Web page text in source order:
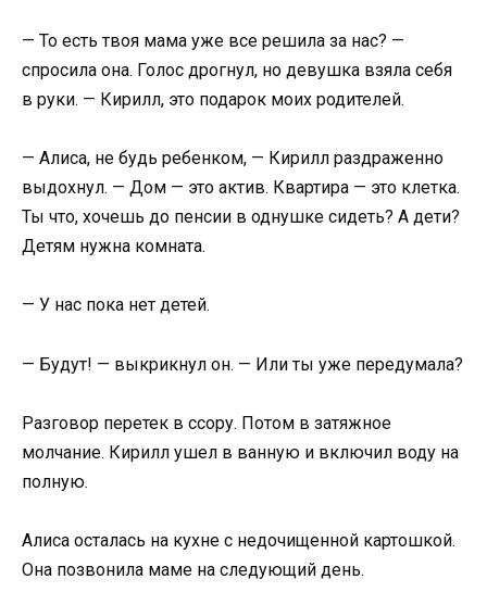
— То есть твоя мама уже все решила за нас? —
спросила она. Голос дрогнул, но девушка взяла себя
в руки. — Кирилл, это подарок моих родителей.
— Алиса, не будь ребенком, — Кирилл раздраженно
выдохнул. — Дом — это актив. Квартира — это клетка.
Ты что, хочешь до пенсии в однушке сидеть? А дети?
Детям нужна комната.
— У нас пока нет детей.
— Будут! — выкрикнул он. — Или ты уже передумала?
Разговор перетек в ссору. Потом в затяжное
молчание. Кирилл ушел в ванную и включил воду на
полную.
Алиса осталась на кухне с недочищенной картошкой.
Она позвонила маме на следующий день.